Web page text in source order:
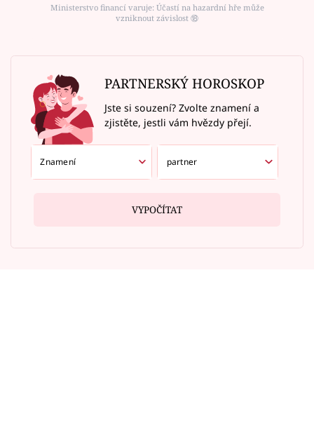
Ministerstvo financí varuje: Účastí na hazardní hře může
vzniknout závislost ⑱
PARTNERSKÝ HOROSKOP
Jste si souzení? Zvolte znamení a
zjistěte, jestli vám hvězdy přejí.
VYPOČÍTAT